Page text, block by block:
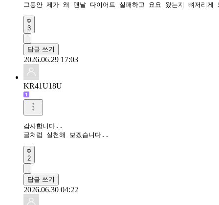
그동안 제가 왜 맨날 다이어트 실패하고 요요 왔는지 뼈저리게
3
답글 쓰기
2026.06.29 17:03
KR41U18U
감사합니다..
글처럼 실천해 보겠습니다..
2
답글 쓰기
2026.06.30 04:22